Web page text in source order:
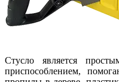
Стусло является
приспособлением,